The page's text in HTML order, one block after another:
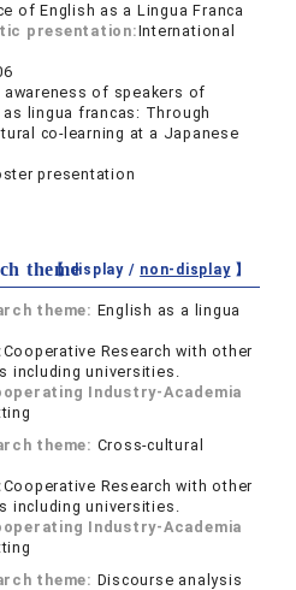
of English as a Lingua Franca
presentation:International
of speakers of
lingua francas: Through
co-learning at a Japanese
presentation
theme【 display / non-display】
theme: English as a lingua
Cooperative Research with other
including universities.
Industry-Academia
theme: Cross-cultural
Cooperative Research with other
including universities.
Industry-Academia
theme: Discourse analysis